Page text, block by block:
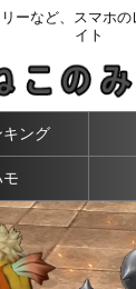
ーなど、スマホ
イト
キング